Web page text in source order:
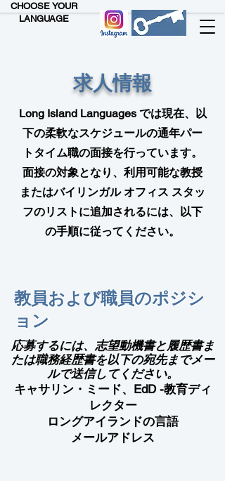
CHOOSE YOUR
LANGUAGE
求人情報
Long Island Languages では現在、以
下の柔軟なスケジュールの通年パー
トタイム職の面接を行っています。
面接の対象となり、利用可能な教授
またはバイリンガル オフィス スタッ
フのリストに追加されるには、以下
の手順に従ってください。
教員および職員のポジシ
ョン
応募するには、志望動機書と履歴書ま
たは職務経歴書を以下の宛先までメー
ルで送信してください。
キャサリン・ミード、EdD -教育ディ
レクター
ロングアイランドの言語
メールアドレス